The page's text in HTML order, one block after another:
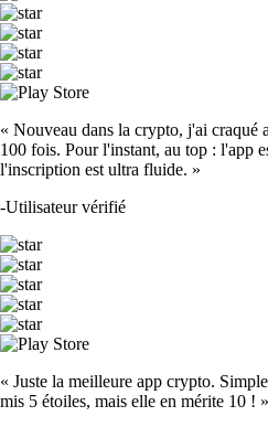
« Nouveau dans la crypto, j'ai craqué
100 fois. Pour l'instant, au top : l'app
l'inscription est ultra fluide. »
-Utilisateur vérifié
« Juste la meilleure app crypto.
mis 5 étoiles, mais elle en mérite 10 ! »